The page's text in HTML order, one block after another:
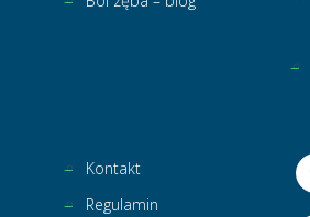
Kontakt
Regulamin